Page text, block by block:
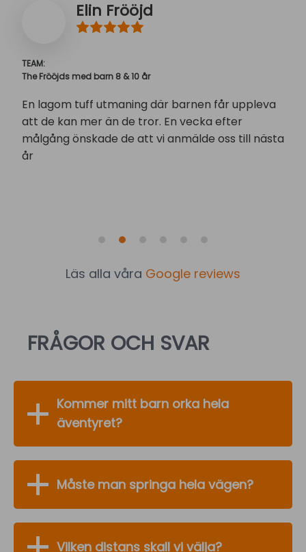
Elin Frööjd
TEAM:
The Frööjds med barn 8 & 10 år
En lagom tuff utmaning där barnen får uppleva
att de kan mer än de tror. En vecka efter
målgång önskade de att vi anmälde oss till nästa
år
Läs alla våra Google reviews
FRÅGOR OCH SVAR
Kommer mitt barn orka hela
äventyret?
Måste man springa hela vägen?
Vilken distans skall vi välja?